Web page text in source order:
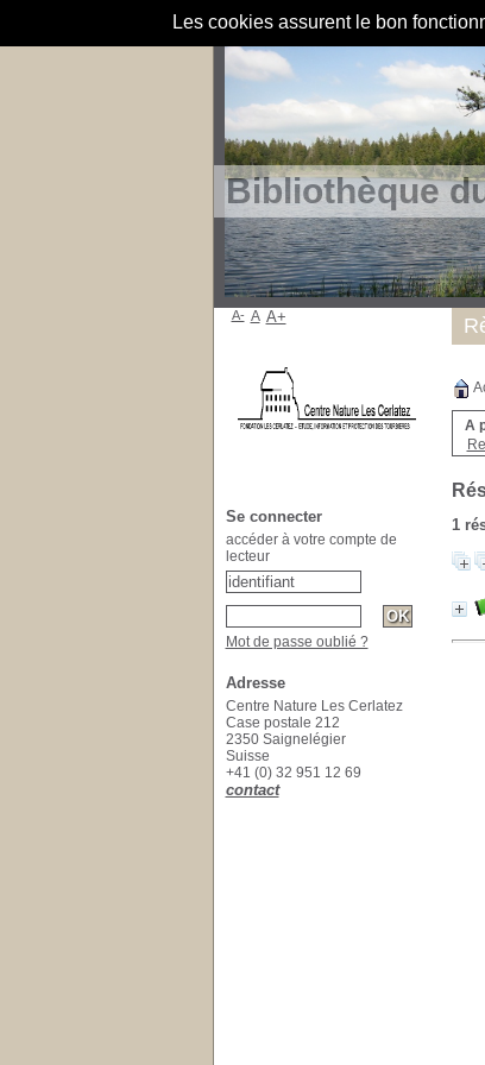
Les cookies assurent le bon
Bibliothèque
A
1
A- A A+
Se connecter
accéder à votre compte de
lecteur
Mot de passe oublié ?
Adresse
Centre Nature Les Cerlatez
Case postale 212
2350 Saignelégier
Suisse
+41 (0) 32 951 12 69
contact